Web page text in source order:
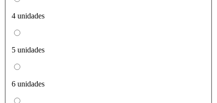
4 unidades
5 unidades
6 unidades